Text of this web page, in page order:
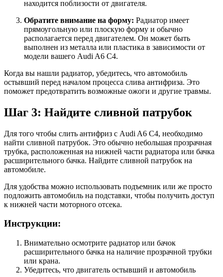
находится поблизости от двигателя.
Обратите внимание на форму: Радиатор имеет
прямоугольную или плоскую форму и обычно
располагается перед двигателем. Он может быть
выполнен из металла или пластика в зависимости от
модели вашего Audi A6 C4.
Когда вы нашли радиатор, убедитесь, что автомобиль
остывший перед началом процесса слива антифриза. Это
поможет предотвратить возможные ожоги и другие травмы.
Шаг 3: Найдите сливной патрубок
Для того чтобы слить антифриз с Audi A6 C4, необходимо
найти сливной патрубок. Это обычно небольшая прозрачная
трубка, расположенная на нижней части радиатора или бачка
расширительного бачка. Найдите сливной патрубок на
автомобиле.
Для удобства можно использовать подъемник или же просто
подложить автомобиль на подставки, чтобы получить доступ
к нижней части моторного отсека.
Инструкции:
Внимательно осмотрите радиатор или бачок
расширительного бачка на наличие прозрачной трубки
или крана.
Убедитесь, что двигатель остывший и автомобиль